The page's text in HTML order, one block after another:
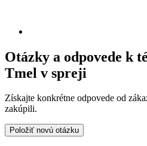
Otázky a odpovede k
Tmel v spreji
Získajte konkrétne odpovede od
zakúpili.
Položiť novú otázku